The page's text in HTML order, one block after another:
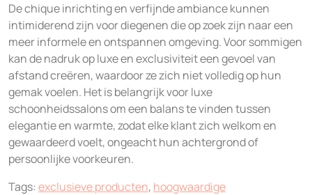
De chique inrichting en verfijnde ambiance kunnen
intimiderend zijn voor diegenen die op zoek zijn naar een
meer informele en ontspannen omgeving. Voor sommigen
kan de nadruk op luxe en exclusiviteit een gevoel van
afstand creëren, waardoor ze zich niet volledig op hun
gemak voelen. Het is belangrijk voor luxe
schoonheidssalons om een balans te vinden tussen
elegantie en warmte, zodat elke klant zich welkom en
gewaardeerd voelt, ongeacht hun achtergrond of
persoonlijke voorkeuren.
Tags: exclusieve producten, hoogwaardige